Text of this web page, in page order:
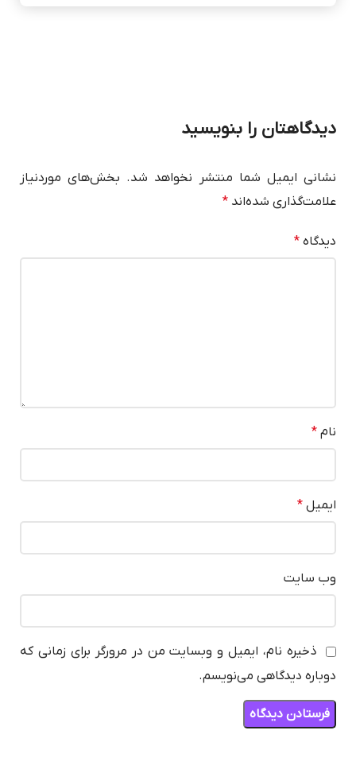
دیدگاهتان را بنویسید
نشانی ایمیل شما منتشر نخواهد شد. بخش‌های موردنیاز
علامت‌گذاری شده‌اند *
دیدگاه *
نام *
ایمیل *
وب‌ سایت
ذخیره نام، ایمیل و وبسایت من در مرورگر برای زمانی که
دوباره دیدگاهی می‌نویسم.